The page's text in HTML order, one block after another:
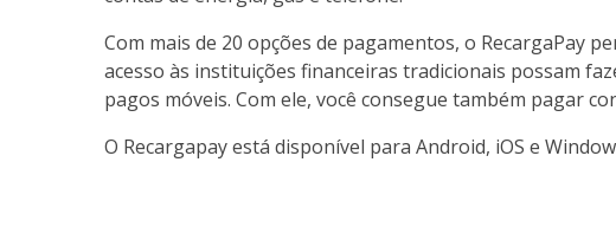
Com mais de 20 opções de pagamentos, o RecargaPay
acesso às instituições financeiras tradicionais possam
pagos móveis. Com ele, você consegue também pagar
O Recargapay está disponível para Android, iOS e